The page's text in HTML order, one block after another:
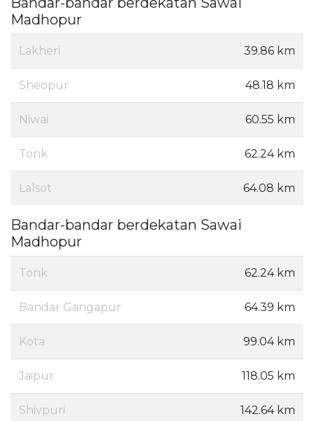
Madhopur
Lakheri 39.86 km
Sheopur 48.18 km
Niwai 60.55 km
Tonk 62.24 km
Lalsot 64.08 km
Bandar-bandar berdekatan Sawai
Madhopur
Tonk 62.24 km
Bandar Gangapur 64.39 km
Kota 99.04 km
Jaipur 118.05 km
Shivpuri 142.64 km